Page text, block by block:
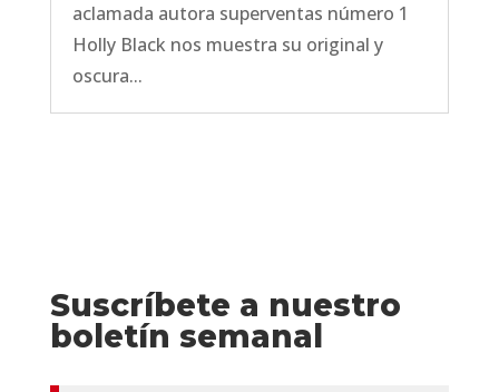
aclamada autora superventas número 1
Holly Black nos muestra su original y
oscura...
Suscríbete a nuestro
boletín semanal